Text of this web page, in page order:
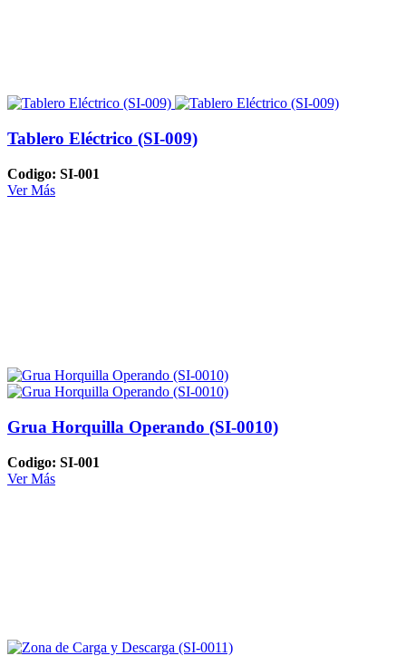
Tablero Eléctrico (SI-009)
Codigo: SI-001
Ver Más
Grua Horquilla Operando (SI-0010)
Codigo: SI-001
Ver Más